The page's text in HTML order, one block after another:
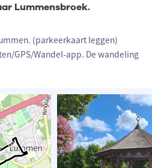
Lummensbroek.
(parkeerkaart leggen)
GPS/Wandel-app. De wandeling